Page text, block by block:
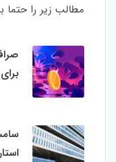
مطالب زیر را حتما